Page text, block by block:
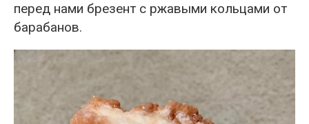
перед нами брезент с ржавыми кольцами от
барабанов.